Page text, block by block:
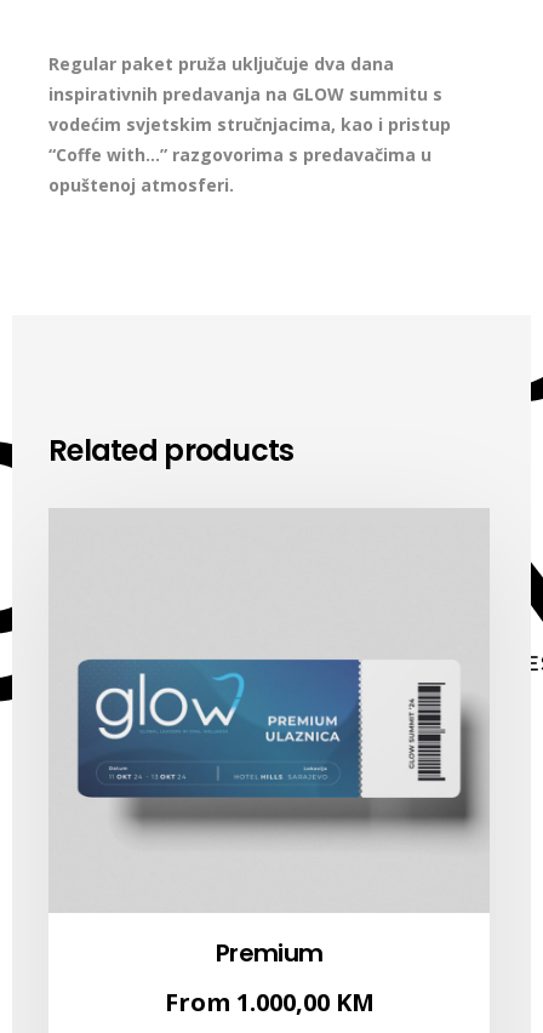
Regular paket pruža uključuje dva dana
inspirativnih predavanja na GLOW summitu s
vodećim svjetskim stručnjacima, kao i pristup
“Coffe with…” razgovorima s predavačima u
opuštenoj atmosferi.
Related products
Premium
From 1.000,00 KM